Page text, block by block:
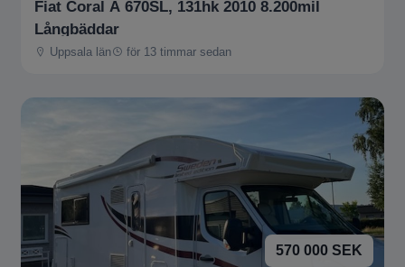
Fiat Coral A 670SL, 131hk 2010 8.200mil
Långbäddar
Uppsala län för 13 timmar sedan
570 000 SEK